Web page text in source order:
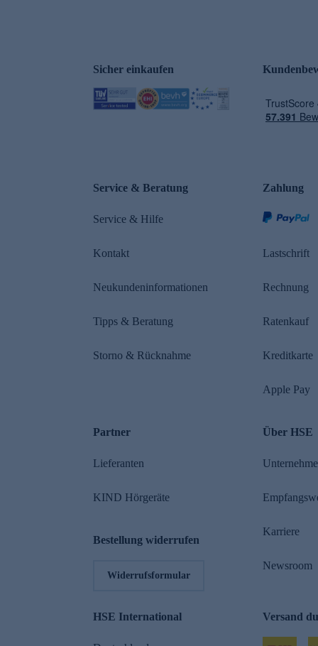
Sicher einkaufen
Service & Beratung
Service & Hilfe
Kontakt
Neukundeninformationen
Tipps & Beratung
Storno & Rücknahme
Zahlung
Lastschrift
Rechnung
Ratenkauf
Kreditkarte
Apple Pay
Partner
Lieferanten
KIND Hörgeräte
Bestellung widerrufen
Widerrufsformular
Über HSE
Karriere
Newsroom
HSE International Versand